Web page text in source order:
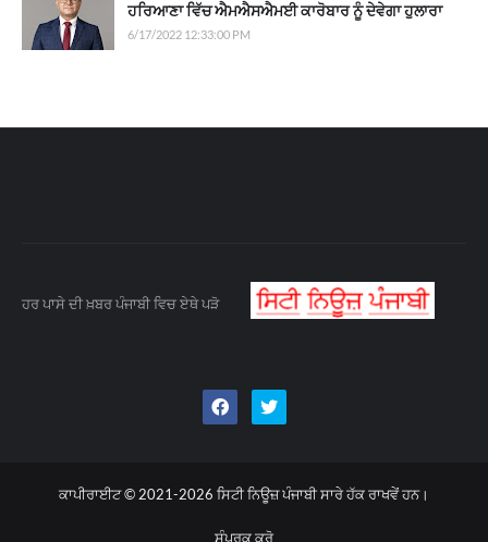
ਹਰਿਆਣਾ ਵਿੱਚ ਐਮਐਸਐਮਈ ਕਾਰੋਬਾਰ ਨੂੰ ਦੇਵੇਗਾ ਹੁਲਾਰਾ
6/17/2022 12:33:00 PM
ਹਰ ਪਾਸੇ ਦੀ ਖ਼ਬਰ ਪੰਜਾਬੀ ਵਿਚ ਏਥੇ ਪੜੋ
ਕਾਪੀਰਾਈਟ © 2021-2026 ਸਿਟੀ ਨਿਊਜ਼ ਪੰਜਾਬੀਸਾਰੇ ਹੱਕ ਰਾਖਵੇਂ ਹਨ।
ਸੰਪਰਕ ਕਰੋ